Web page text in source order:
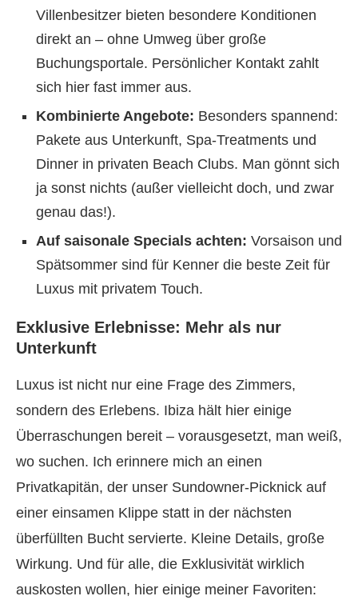
Villenbesitzer bieten besondere Konditionen
direkt an – ohne Umweg über große
Buchungsportale. Persönlicher Kontakt zahlt
sich hier fast immer aus.
Kombinierte Angebote: Besonders spannend:
Pakete aus Unterkunft, Spa-Treatments und
Dinner in privaten Beach Clubs. Man gönnt sich
ja sonst nichts (außer vielleicht doch, und zwar
genau das!).
Auf saisonale Specials achten: Vorsaison und
Spätsommer sind für Kenner die beste Zeit für
Luxus mit privatem Touch.
Exklusive Erlebnisse: Mehr als nur
Unterkunft
Luxus ist nicht nur eine Frage des Zimmers,
sondern des Erlebens. Ibiza hält hier einige
Überraschungen bereit – vorausgesetzt, man weiß,
wo suchen. Ich erinnere mich an einen
Privatkapitän, der unser Sundowner-Picknick auf
einer einsamen Klippe statt in der nächsten
überfüllten Bucht servierte. Kleine Details, große
Wirkung. Und für alle, die Exklusivität wirklich
auskosten wollen, hier einige meiner Favoriten: